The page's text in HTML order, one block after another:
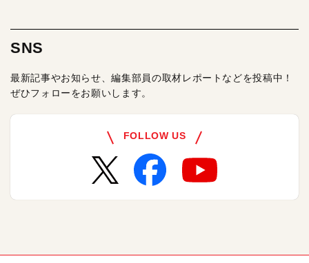
SNS
最新記事やお知らせ、編集部員の取材レポートなどを投稿中！
ぜひフォローをお願いします。
FOLLOW US